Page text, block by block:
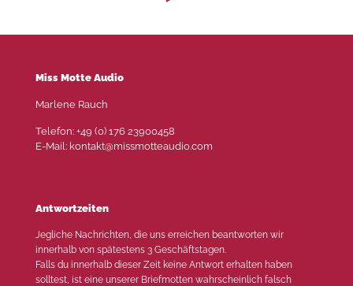
Miss Motte Audio
Marlene Rauch
Telefon: +49 (0) 176 23900458
E-Mail: kontakt@missmotteaudio.com
Antwortzeiten
Jegliche Nachrichten, die uns erreichen beantworten wir
innerhalb von spätestens 3 Geschäftstagen.
Falls du innerhalb dieser Zeit keine Antwort erhalten haben
solltest, ist eine unserer Briefmotten wahrscheinlich falsch